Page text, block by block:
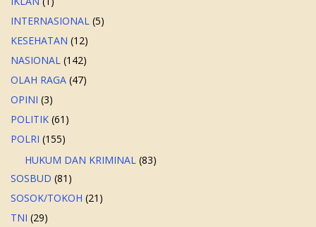
INTERNASIONAL (5)
KESEHATAN (12)
NASIONAL (142)
OLAH RAGA (47)
OPINI (3)
POLITIK (61)
POLRI (155)
HUKUM DAN KRIMINAL (83)
SOSBUD (81)
SOSOK/TOKOH (21)
TNI (29)